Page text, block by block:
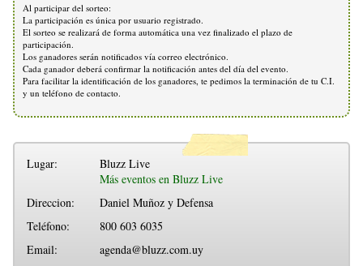
Al participar del sorteo:
La participación es única por usuario registrado.
El sorteo se realizará de forma automática una vez finalizado el plazo de
participación.
Los ganadores serán notificados vía correo electrónico.
Cada ganador deberá confirmar la notificación antes del día del evento.
Para facilitar la identificación de los ganadores, te pedimos la terminación de tu C.I.
y un teléfono de contacto.
Lugar:
Bluzz Live
Más eventos en Bluzz Live
Direccion:
Daniel Muñoz y Defensa
Teléfono:
800 603 6035
Email:
agenda@bluzz.com.uy